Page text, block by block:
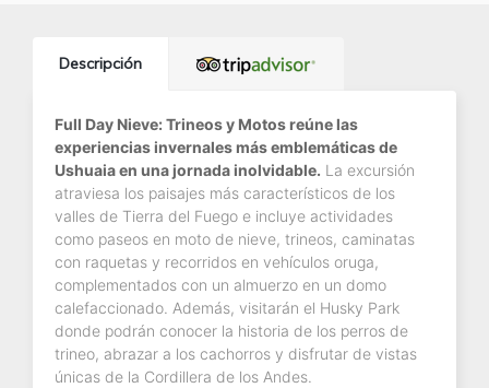
Descripción
Full Day Nieve: Trineos y Motos reúne las
experiencias invernales más emblemáticas de
Ushuaia en una jornada inolvidable. La excursión
atraviesa los paisajes más característicos de los
valles de Tierra del Fuego e incluye actividades
como paseos en moto de nieve, trineos, caminatas
con raquetas y recorridos en vehículos oruga,
complementados con un almuerzo en un domo
calefaccionado. Además, visitarán el Husky Park
donde podrán conocer la historia de los perros de
trineo, abrazar a los cachorros y disfrutar de vistas
únicas de la Cordillera de los Andes.